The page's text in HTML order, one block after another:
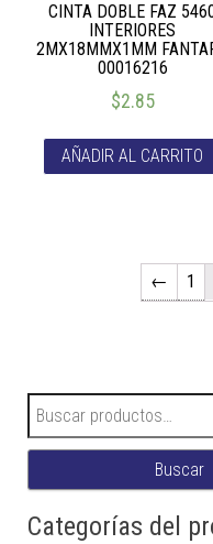
CINTA DOBLE FAZ
INTERIORES
2MX18MMX1MM
00016216
$2.85
AÑADIR AL CARRITO
← 1
Buscar por:
Buscar
Categorías del